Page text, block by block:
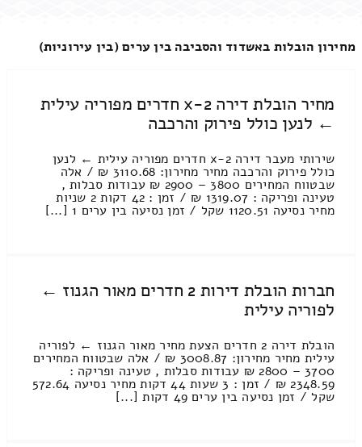
מחירון הובלות באשדוד והסביבה בין ערים (בין עירוניות)
מחיר הובלת דירה 2-x חדרים מפוריה עילית
← לנען כולל פירוק והרכבה
שירותי מעבר דירה 2-x חדרים מפוריה עילית ← לנען
כולל פירוק והרכבה מחיר מחירון: 3110.68 ₪ / אלה
שבטווח המחירים 3800 – 2900 ₪ עבודות סבלות ,
טעינה ופריקה : 1319.07 ₪ / זמן : 42 דקות 2 שניות
מחיר נסיעה 1120.51 שקל / זמן נסיעה בין ערים 1 [...]
חברות הובלת דירות 2 חדרים מאור הגנוז ←
לפוריה עילית
הובלת דירה 2 חדרים הצעת מחיר מאור הגנוז ← לפוריה
עילית מחיר מחירון: 3008.87 ₪ / אלה שבטווח המחירים
3700 – 2800 ₪ עבודות סבלות , טעינה ופריקה :
2348.59 ₪ / זמן : 3 שעות 44 דקות מחיר נסיעה 572.64
שקל / זמן נסיעה בין ערים 49 דקות [...]